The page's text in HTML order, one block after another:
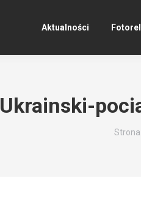
Aktualności
Ukrainski-
Strona